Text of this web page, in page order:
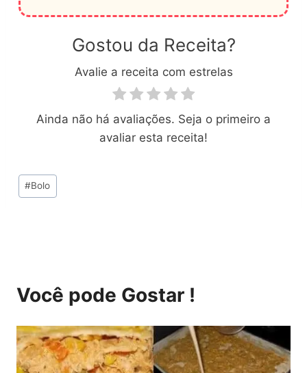
Gostou da Receita?
Avalie a receita com estrelas
Ainda não há avaliações. Seja o primeiro a
avaliar esta receita!
Tags
do
#Bolo
Você pode Gostar !